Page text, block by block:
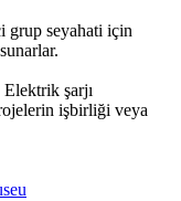
Elektrik şarjı